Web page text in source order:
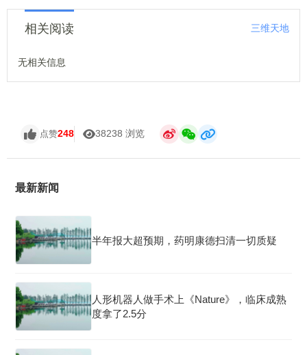
相关阅读 三维天地
无相关信息
点赞248 38238 浏览
最新新闻
半年报大超预期，药明康德扫清一切质疑
人形机器人做手术上《Nature》，临床成熟
度拿了2.5分